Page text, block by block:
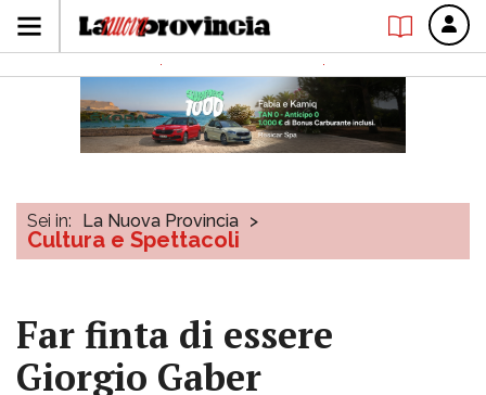
Sei in: La Nuova Provincia >
Cultura e Spettacoli
Far finta di essere
Giorgio Gaber